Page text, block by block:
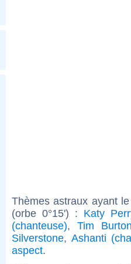
Thèmes astraux ayant
(orbe 0°15') : Katy
(chanteuse), Tim
Silverstone, Ashanti
aspect.